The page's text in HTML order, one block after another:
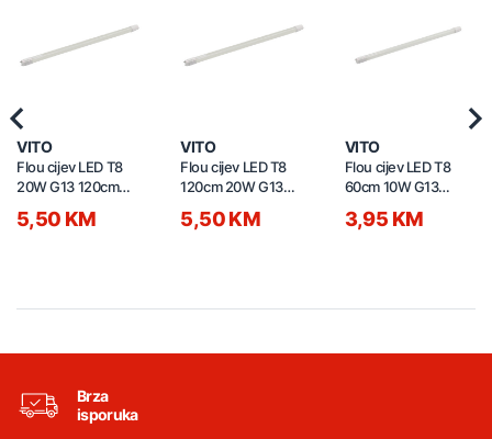
VITO
Flou cijev LED T8
20W G13 120cm
5,50 KM
VITO
Flou cijev LED T8
120cm 20W G13
5,50 KM
VITO
Flou cijev LED T8
60cm 10W G13
3,95 KM
Previous
Brza
isporuka